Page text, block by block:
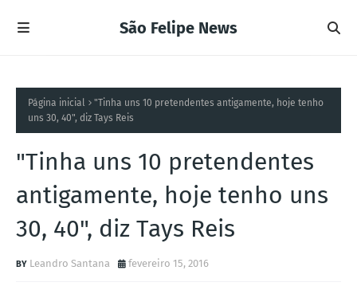
São Felipe News
Página inicial
"Tinha uns 10 pretendentes antigamente, hoje tenho
uns 30, 40", diz Tays Reis
"Tinha uns 10 pretendentes
antigamente, hoje tenho uns
30, 40", diz Tays Reis
Leandro Santana fevereiro 15, 2016